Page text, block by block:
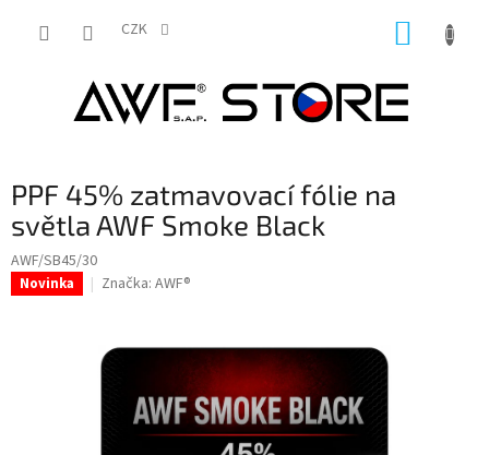
CZK
PPF 45% zatmavovací fólie na
světla AWF Smoke Black
AWF/SB45/30
Novinka Značka: AWF®